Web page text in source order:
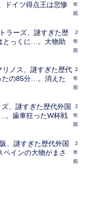
ドイツ得点王は悲惨
年
前
ラーズ、謎すぎた歴
とっくに…。大物助
2
年
前
ノス、謎すぎた歴代
たの85分…。消えた
2
年
前
、謎すぎた歴代外国
。歯車狂ったW杯戦
2
年
前
、謎すぎた歴代外国
インの大物がまさ
2
年
前